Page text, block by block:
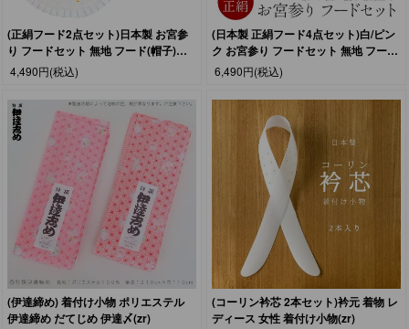
(正絹フード2点セット)日本製 お宮参
り フードセット 無地 フード(帽子)よ
だれかけ(スタイ) 涎かけ の2点セット
初着 産着 男の子 女の子 和装小物(zr)
4,490円(税込)
(日本製 正絹フード4点セット)白/ピン
ク お宮参り フードセット 無地 フード
（帽子）よだれかけ 涎かけ お守り袋
末広扇子 刺繍 男の子 女の子 絹100％
(zr)
6,490円(税込)
(伊達締め) 着付け小物 ポリエステル
伊達締め だてじめ 伊達〆(zr)
(コーリン衿芯 2本セット)衿元 着物 レ
ディース 女性 着付け小物(zr)